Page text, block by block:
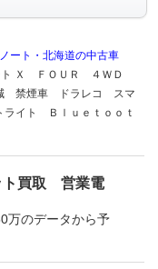
ノート・北海道の中古車
ト Ｘ ＦＯＵＲ ４ＷＤ
禁煙車 ドラレコ スマ
イト Ｂｌｕｅｔｏｏｔ
ト買取 営業電
万のデータから予